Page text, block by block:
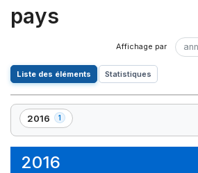
pays
Liste des éléments Statistiques
2016 1
,
1
2016